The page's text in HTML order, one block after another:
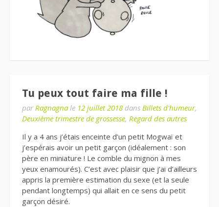
Tu peux tout faire ma fille !
par Ragnagna le 12 juillet 2018 dans Billets d'humeur,
Deuxième trimestre de grossesse, Regard des autres
Il y a 4 ans j’étais enceinte d’un petit Mogwaï et
j’espérais avoir un petit garçon (idéalement : son
père en miniature ! Le comble du mignon à mes
yeux enamourés). C’est avec plaisir que j’ai d’ailleurs
appris la première estimation du sexe (et la seule
pendant longtemps) qui allait en ce sens du petit
garçon désiré.